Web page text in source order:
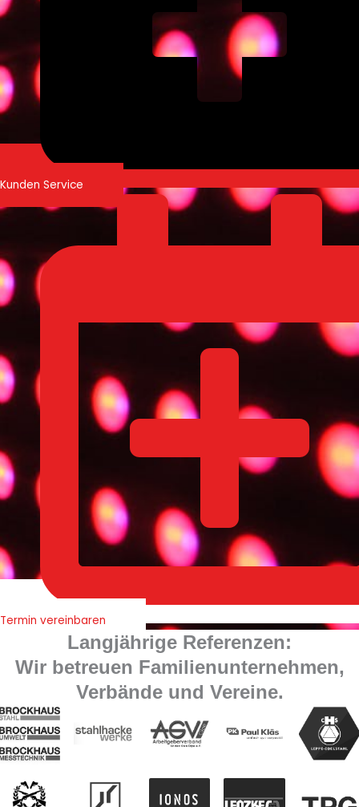
Kunden Service
Termin vereinbaren
Langjährige Referenzen:
Wir betreuen Familienunternehmen,
Verbände und Vereine.